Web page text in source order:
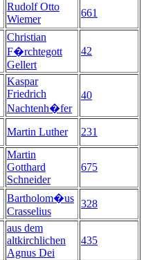
Rudolf Otto
Wiemer
661
Christian
F�rchtegott
Gellert
42
Kaspar
Friedrich
Nachtenh�fer
40
Martin Luther 231
Martin
Gotthard
Schneider
675
Bartholom�us
Crasselius
328
aus dem
altkirchlichen
Agnus Dei
435